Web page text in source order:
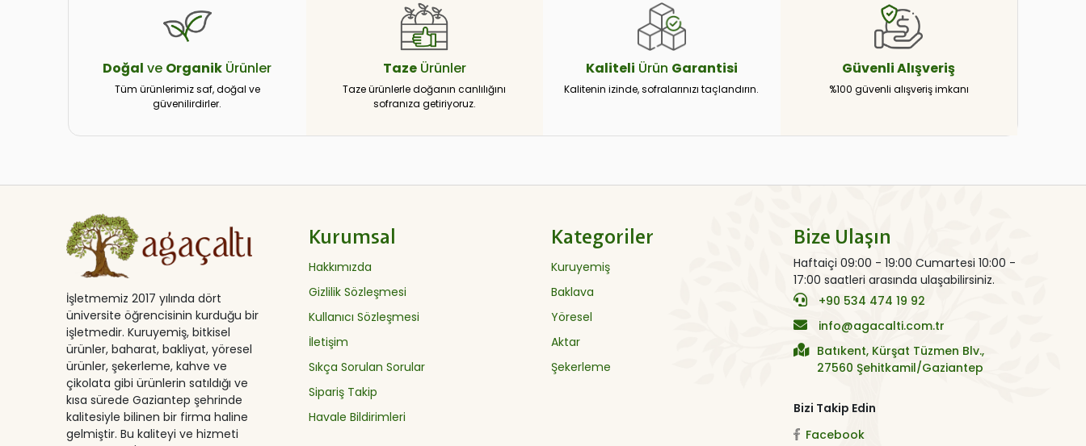
Doğal ve Organik Ürünler
Tüm ürünlerimiz saf, doğal ve
güvenilirdirler.
TazeÜrünler
Taze ürünlerle doğanın canlılığını
sofranıza getiriyoruz.
Kaliteli Ürün Garantisi
Kalitenin izinde, sofralarınızı taçlandırın.
GüvenliAlışveriş
%100 güvenli alışveriş imkanı
İşletmemiz 2017 yılında dört
üniversite öğrencisinin kurduğu bir
işletmedir. Kuruyemiş, bitkisel
ürünler, baharat, bakliyat, yöresel
ürünler, şekerleme, kahve ve
çikolata gibi ürünlerin satıldığı ve
kısa sürede Gaziantep şehrinde
kalitesiyle bilinen bir firma haline
gelmiştir. Bu kaliteyi ve hizmeti
Kurumsal
Hakkımızda
Gizlilik Sözleşmesi
Kullanıcı Sözleşmesi
İletişim
Sıkça Sorulan Sorular
Sipariş Takip
Havale Bildirimleri
Kategoriler
Kuruyemiş
Baklava
Yöresel
Aktar
Şekerleme
Bize Ulaşın
Haftaiçi 09:00 - 19:00 Cumartesi 10:00 -
17:00 saatleri arasında ulaşabilirsiniz.
+90 534 474 19 92
info@agacalti.com.tr
Batıkent, Kürşat Tüzmen Blv.,
27560 Şehitkamil/Gaziantep
Bizi Takip Edin
Facebook